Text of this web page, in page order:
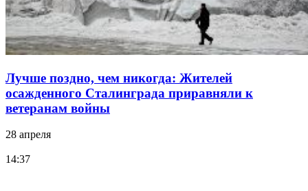
Лучше поздно, чем никогда: Жителей
осажденного Сталинграда приравняли к
ветеранам войны
28 апреля
14:37